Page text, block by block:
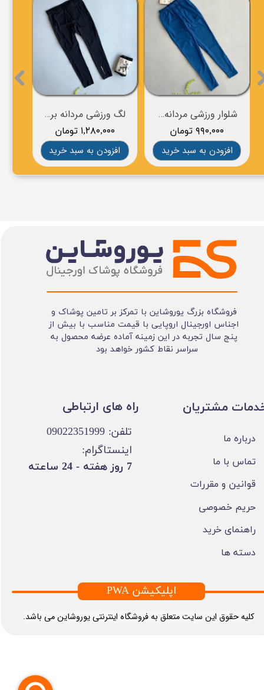
۱,۲۸۰,۰۰۰ تومان
افزودن به سبد خرید
شلوار ورزشی مردانه برند NIKE
۹۹۰,۰۰۰ تومان
افزودن به سبد خرید
لگ ورزشی مردانه برند CRIVIT
خرید
فروشگاه بزرگ یوروشاین با تمرکز بر تامین پوشاک و
اجناس اورجینال اروپایی با قیمت مناسب با بیش از
پنج سال تجربه در این زمینه آماده عرضه محصول به
سراسر نقاط کشور خواهد بود
​کلیه حقوق این سایت متعلق به فروشگاه اینترنتی یوروشاین می باشد.
مشتریان
درباره ما
تماس با ما
قوانین و مقررات
حریم خصوصی
راهنمای خرید
دسته ها
تلفن: 09022351999
اینستاگرام:
​7 روز هفته - 24 ساعته ​​​​​​​
PWA اپلیکیشن
​​راه های ارتباطی